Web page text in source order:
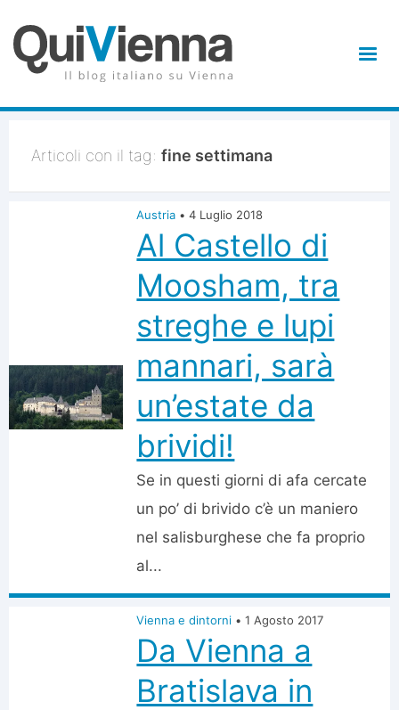
Articoli con il tag: fine settimana
Austria • 4 Luglio 2018
Al Castello di
Moosham, tra
streghe e lupi
mannari, sarà
un’estate da
brividi!
Se in questi giorni di afa cercate
un po’ di brivido c’è un maniero
nel salisburghese che fa proprio
al...
Vienna e dintorni • 1 Agosto 2017
Da Vienna a
Bratislava in